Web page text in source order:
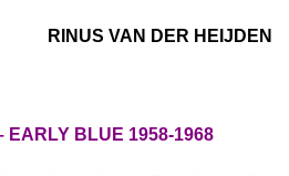
RINUS VAN DER HEIJDEN
EARLY BLUE 1958-1968